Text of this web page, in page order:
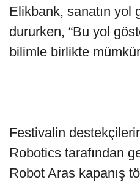
Elikbank, sanatın yol
dururken, “Bu yol
bilimle birlikte
Festivalin
Robotics tarafından
Robot Aras kapanış